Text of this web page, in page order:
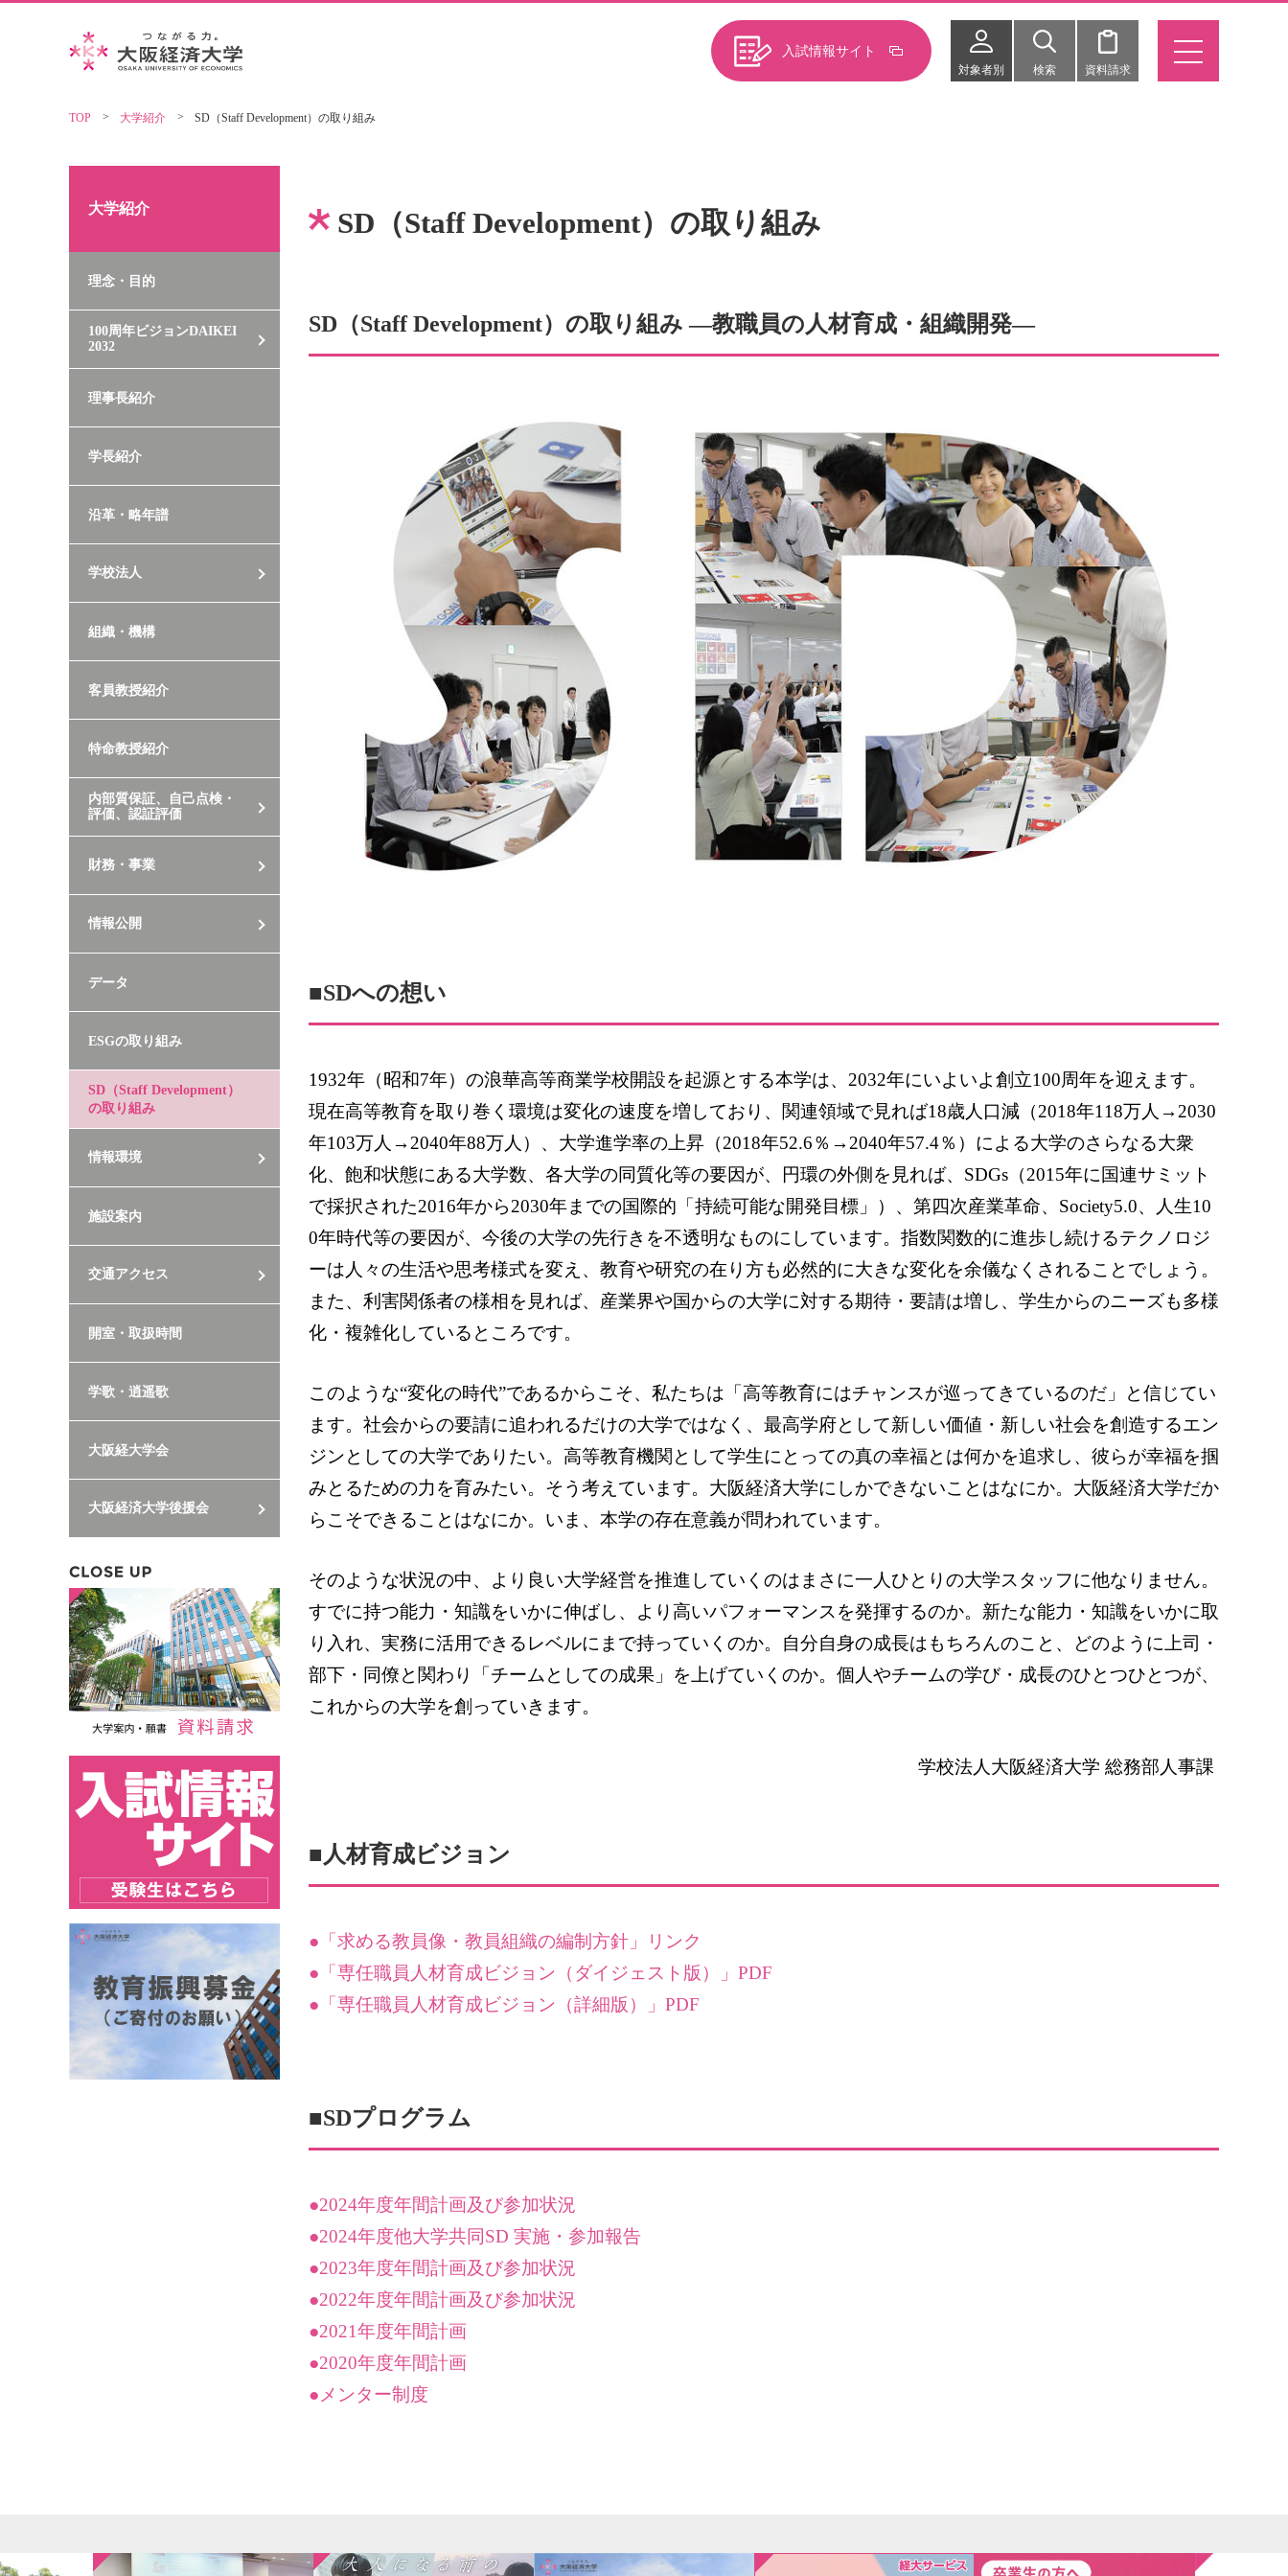
入試情報サイト
対象者別 検索 資料請求
TOP 大学紹介 SD（Staff Development）の取り組み
SD（Staff Development）の取り組み
SD（Staff Development）の取り組み ―教職員の人材育成・組織開発―
■SDへの想い
1932年（昭和7年）の浪華高等商業学校開設を起源とする本学は、 2032年にいよいよ創立100周年を迎えます。
現在高等教育を取り巻く環境は変化の速度を増しており、関連領域で見れば18歳人口減（2018年118万人→ 2030
年103万人→ 2040年88万人）、大学進学率の上昇（2018年52.6％→ 2040年57.4％）による大学のさらなる大衆
化、飽和状態にある大学数、各大学の同質化等の要因が、円環の外側を見れば、 SDGs （2015年に国連サミット
で採択された2016年から2030年までの国際的「持続可能な開発目標」）、第四次産業革命、 Society5.0、人生10
0年時代等の要因が、今後の大学の先行きを不透明なものにしています。指数関数的に進歩し続けるテクノロジ
ーは人々の生活や思考様式を変え、教育や研究の在り方も必然的に大きな変化を余儀なくされることでしょう。
また、利害関係者の様相を見れば、産業界や国からの大学に対する期待・要請は増し、学生からのニーズも多様
化・複雑化しているところです。
このような“変化の時代”であるからこそ、私たちは「高等教育にはチャンスが巡ってきているのだ」と信じてい
ます。社会からの要請に追われるだけの大学ではなく、最高学府として新しい価値・新しい社会を創造するエン
ジンとしての大学でありたい。高等教育機関として学生にとっての真の幸福とは何かを追求し、彼らが幸福を掴
みとるための力を育みたい。そう考えています。大阪経済大学にしかできないことはなにか。大阪経済大学だか
らこそできることはなにか。いま、本学の存在意義が問われています。
そのような状況の中、より良い大学経営を推進していくのはまさに一人ひとりの大学スタッフに他なりません。
すでに持つ能力・知識をいかに伸ばし、より高いパフォーマンスを発揮するのか。新たな能力・知識をいかに取
り入れ、実務に活用できるレベルにまで持っていくのか。自分自身の成長はもちろんのこと、どのように上司・
部下・同僚と関わり「チームとしての成果」を上げていくのか。個人やチームの学び・成長のひとつひとつが、
これからの大学を創っていきます。
学校法人大阪経済大学 総務部人事課
■人材育成ビジョン
●「求める教員像・教員組織の編制方針」リンク
●「専任職員人材育成ビジョン（ダイジェスト版）」PDF
●「専任職員人材育成ビジョン（詳細版）」PDF
■SDプログラム
●2024年度年間計画及び参加状況
●2024年度他大学共同SD 実施・参加報告
●2023年度年間計画及び参加状況
●2022年度年間計画及び参加状況
●2021年度年間計画
●2020年度年間計画
●メンター制度
大学紹介
理念・目的
100周年ビジョンDAIKEI
2032
理事長紹介
学長紹介
沿革・略年譜
学校法人
組織・機構
客員教授紹介
特命教授紹介
内部質保証、自己点検・
評価、認証評価
財務・事業
情報公開
データ
ESGの取り組み
SD（Staff Development）
の取り組み
情報環境
施設案内
交通アクセス
開室・取扱時間
学歌・逍遥歌
大阪経大学会
大阪経済大学後援会